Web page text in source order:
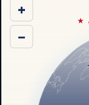
+
−
★